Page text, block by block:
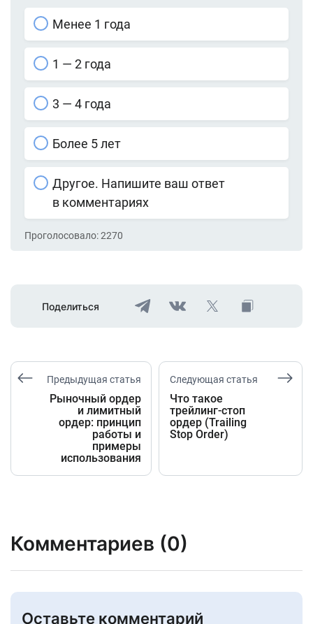
Менее 1 года
1 — 2 года
3 — 4 года
Более 5 лет
Другое. Напишите ваш ответ
в комментариях
Проголосовало:2270
Поделиться
Предыдущая статья
Рыночный ордер
и лимитный
ордер: принцип
работы и
примеры
использования
Следующая статья
Что такое
трейлинг-стоп
ордер (Trailing
Stop Order)
Комментариев (0)
Оставьте комментарий